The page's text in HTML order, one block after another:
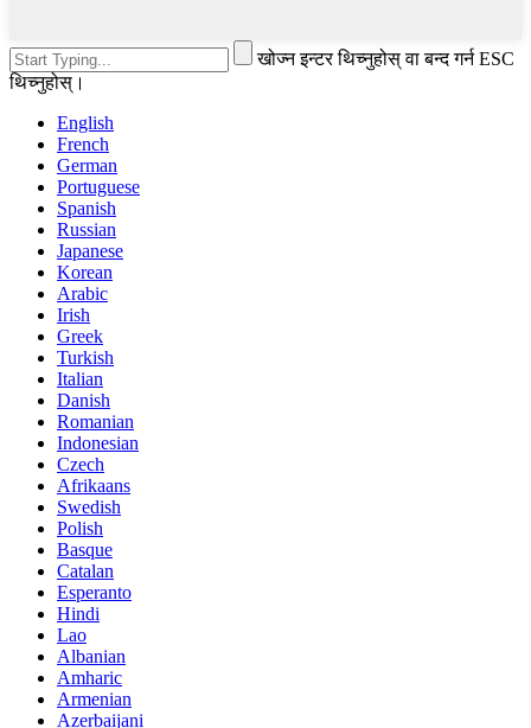
खोज्न इन्टर थिच्नुहोस् वा बन्द गर्न ESC
थिच्नुहोस्।
English
French
German
Portuguese
Spanish
Russian
Japanese
Korean
Arabic
Irish
Greek
Turkish
Italian
Danish
Romanian
Indonesian
Czech
Afrikaans
Swedish
Polish
Basque
Catalan
Esperanto
Hindi
Lao
Albanian
Amharic
Armenian
Azerbaijani